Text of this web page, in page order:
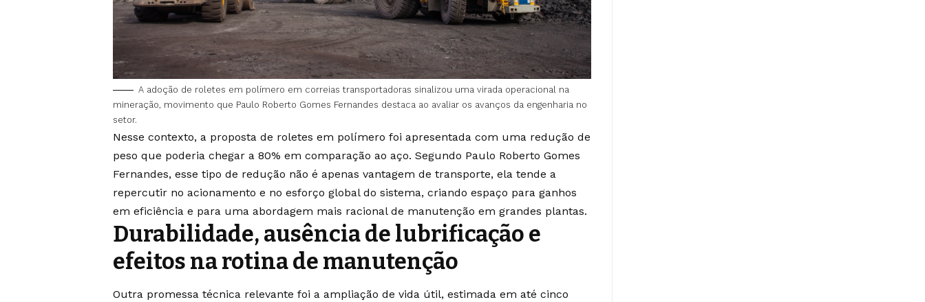
A adoção de roletes em polímero em correias transportadoras sinalizou uma virada operacional na
mineração, movimento que Paulo Roberto Gomes Fernandes destaca ao avaliar os avanços da engenharia no
setor.
Nesse contexto, a proposta de roletes em polímero foi apresentada com uma redução de
peso que poderia chegar a 80% em comparação ao aço. Segundo Paulo Roberto Gomes
Fernandes, esse tipo de redução não é apenas vantagem de transporte, ela tende a
repercutir no acionamento e no esforço global do sistema, criando espaço para ganhos
em eficiência e para uma abordagem mais racional de manutenção em grandes plantas.
Durabilidade, ausência de lubrificação e
efeitos na rotina de manutenção
Outra promessa técnica relevante foi a ampliação de vida útil, estimada em até cinco